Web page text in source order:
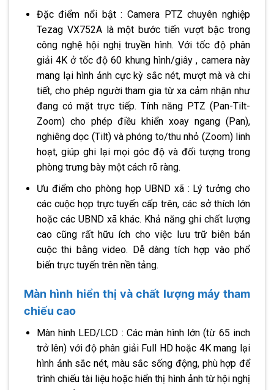
Đặc điểm nổi bật : Camera PTZ chuyên nghiệp
Tezag VX752A là một bước tiến vượt bậc trong
công nghệ hội nghị truyền hình. Với tốc độ phân
giải 4K ở tốc độ 60 khung hình/giây , camera này
mang lại hình ảnh cực kỳ sắc nét, mượt mà và chi
tiết, cho phép người tham gia từ xa cảm nhận như
đang có mặt trực tiếp. Tính năng PTZ (Pan-Tilt-
Zoom) cho phép điều khiển xoay ngang (Pan),
nghiêng dọc (Tilt) và phóng to/thu nhỏ (Zoom) linh
hoạt, giúp ghi lại mọi góc độ và đối tượng trong
phòng trưng bày một cách rõ ràng.
Ưu điểm cho phòng họp UBND xã : Lý tưởng cho
các cuộc họp trực tuyến cấp trên, các sở thích lớn
hoặc các UBND xã khác. Khả năng ghi chất lượng
cao cũng rất hữu ích cho việc lưu trữ biên bản
cuộc thi bằng video. Dễ dàng tích hợp vào phổ
biến trực tuyến trên nền tảng.
Màn hình hiển thị và chất lượng máy tham
chiếu cao
Màn hình LED/LCD : Các màn hình lớn (từ 65 inch
trở lên) với độ phân giải Full HD hoặc 4K mang lại
hình ảnh sắc nét, màu sắc sống động, phù hợp để
trình chiếu tài liệu hoặc hiển thị hình ảnh từ hội nghị